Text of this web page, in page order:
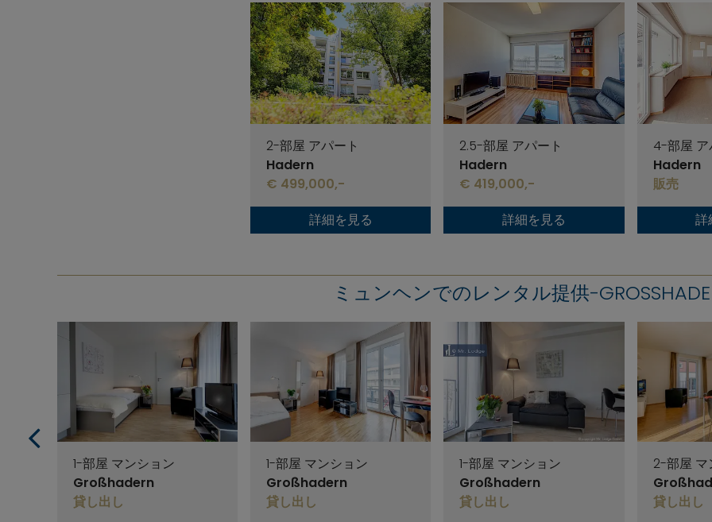
2-部屋 アパート
Hadern
€ 499,000,-
詳細を見る
2.5-部屋 アパート
Hadern
€ 419,000,-
詳細を見る
4-部屋 ア
Hadern
販売
詳
ミュンヘンでのレンタル提供-
1-部屋 マンション
Großhadern
貸し出し
1-部屋 マンション
Großhadern
貸し出し
1-部屋 マンション
Großhadern
貸し出し
2-部屋 マ
貸し出し